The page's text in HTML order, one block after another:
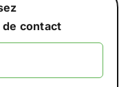
contact